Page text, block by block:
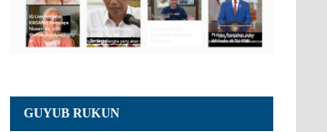
GUYUB RUKUN